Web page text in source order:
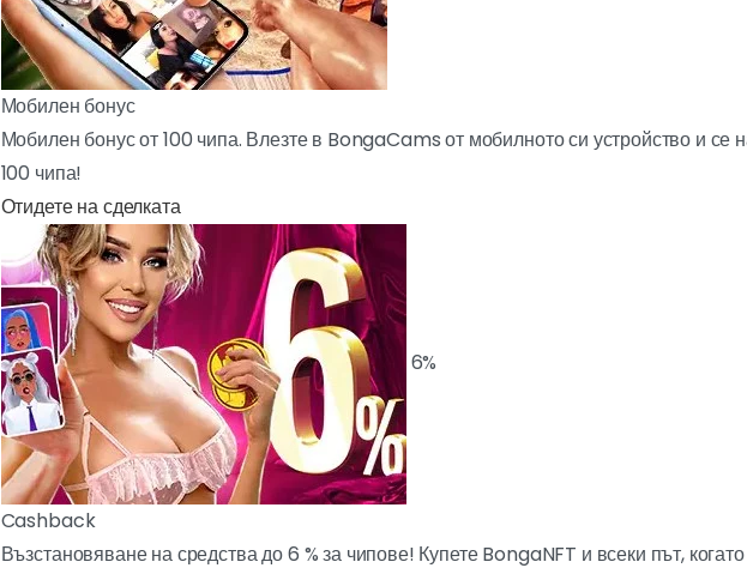
Мобилен бонус
Мобилен бонус от 100 чипа. Влезте в BongaCams от мобилното си устройство и се
100 чипа!
Отидете на сделката
6%
Cashback
Възстановяване на средства до 6 % за чипове! Купете BongaNFT и всеки път,